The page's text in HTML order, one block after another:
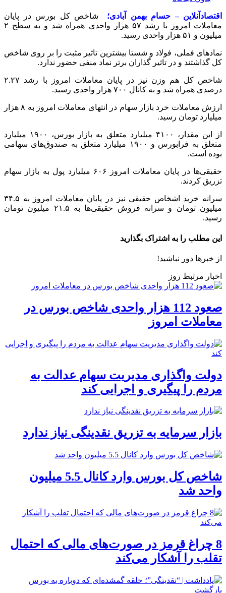
اقتصادآنلاین – حسام بهمن آبادی؛
شاخص کل بورس در پایان
معاملات امروز با رشد ۵۷ هزار واحدی همراه شد و به سطح ۲
میلیون و ۵۱ هزار واحدی رسید.
نمادهای فملی، فولاد و شستا بیشترین تاثیر مثبت را بر روی شاخص
کل گذاشتند و در تاثیر گذاران برتر نماد منفی حضور ندارد.
شاخص کل هم وزن نیز در پایان معاملات امروز با رشد ۲.۲۷
درصدی همراه شد و به کانال ۷۰۰ هزار واحدی رسید.
ارزش معاملات خرد بازار سهام در انتهای معاملات امروز به ۸ هزار
میلیارد تومان رسید.
از این مقدار، ۴۱۰۰ میلیارد متعلق به بازار بورس، ۱۹۰۰ میلیارد
متعلق به فرابورس و ۱۹۰۰ میلیارد متعلق به صندوق‌های سهامی
بوده است.
حقیقی‌ها در پایان معاملات امروز ۶۰۶ میلیارد پول به بازار سهام
تزریق کردند.
سرانه خرید اشخاص حقیقی نیز در پایان معاملات امروز به ۳۴.۵
میلیون تومان و سرانه فروش حقیقی‌ها به ۲۱.۵ میلیون تومان
رسید.
این مطلب را به اشتراک بگذارید
از خبرها دور نباشید!
اخبار مرتبط روز
صعود 112 هزار واحدی شاخص بورس در
معاملات امروز
دولت واگذاری مدیریت سهام عدالت به
مردم را پیگیری و اجرایی کند
بازار سرمایه به تزریق نقدینگی نیاز ندارد
شاخص کل بورس وارد کانال 5.5 میلیون
واحد شد
8 چراغ قرمز در صورت‌های مالی که احتمال
تقلب را آشکار می‌کند